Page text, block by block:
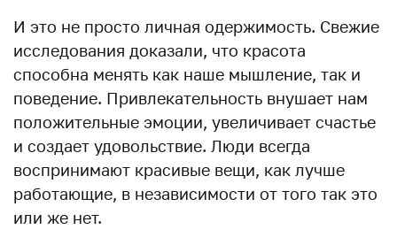
И это не просто личная одержимость. Свежие
исследования доказали, что красота
способна менять как наше мышление, так и
поведение. Привлекательность внушает нам
положительные эмоции, увеличивает счастье
и создает удовольствие. Люди всегда
воспринимают красивые вещи, как лучше
работающие, в независимости от того так это
или же нет.